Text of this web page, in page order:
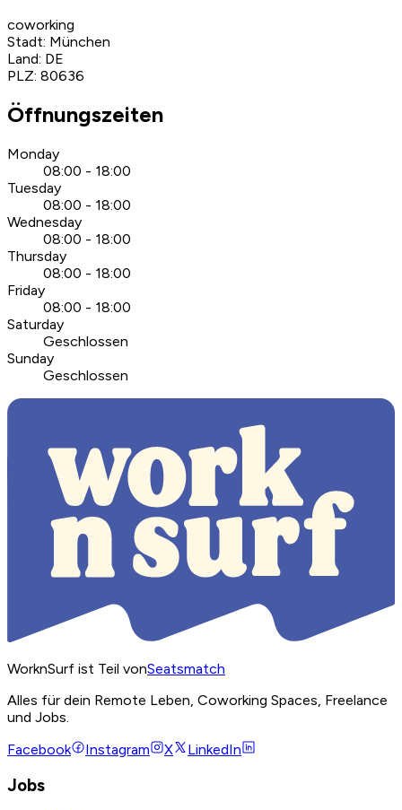
coworking
Stadt: München
Land: DE
PLZ: 80636
Öffnungszeiten
Monday
08:00 - 18:00
Tuesday
08:00 - 18:00
Wednesday
08:00 - 18:00
Thursday
08:00 - 18:00
Friday
08:00 - 18:00
Saturday
Geschlossen
Sunday
Geschlossen
WorknSurf ist Teil vonSeatsmatch
Alles für dein Remote Leben, Coworking Spaces, Freelance
und Jobs.
Facebook
Instagram X LinkedIn
Jobs